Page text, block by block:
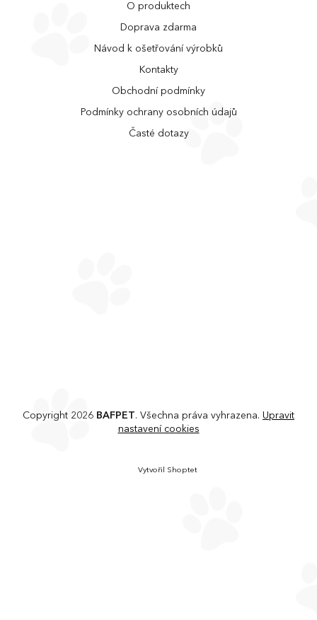
O produktech
Doprava zdarma
Návod k ošetřování výrobků
Kontakty
Obchodní podmínky
Podmínky ochrany osobních údajů
Časté dotazy
Vytvořil Shoptet
Copyright 2026 BAFPET. Všechna práva vyhrazena. Upravit
nastavení cookies